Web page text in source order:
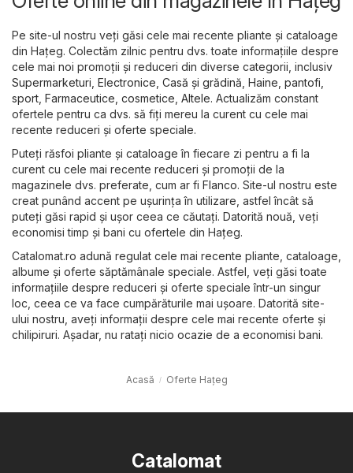
Pe site-ul nostru veți găsi cele mai recente pliante și cataloage
din Haţeg. Colectăm zilnic pentru dvs. toate informațiile despre
cele mai noi promoții și reduceri din diverse categorii, inclusiv
Supermarketuri Electronice Casă și grădină Haine, pantofi,
sport Farmaceutice, cosmetice Altele. Actualizăm constant
ofertele pentru ca dvs. să fiți mereu la curent cu cele mai
recente reduceri și oferte speciale.
Puteți răsfoi pliante și cataloage în fiecare zi pentru a fi la
curent cu cele mai recente reduceri și promoții de la
magazinele dvs. preferate, cum ar fi Flanco. Site-ul nostru este
creat punând accent pe ușurința în utilizare, astfel încât să
puteți găsi rapid și ușor ceea ce căutați. Datorită nouă, veți
economisi timp și bani cu ofertele din Haţeg.
Catalomat.ro adună regulat cele mai recente pliante, cataloage,
albume și oferte săptămânale speciale. Astfel, veți găsi toate
informațiile despre reduceri și oferte speciale într-un singur
loc, ceea ce va face cumpărăturile mai ușoare. Datorită site-
ului nostru, aveți informații despre cele mai recente oferte și
chilipiruri. Așadar, nu ratați nicio ocazie de a economisi bani.
Acasă Oferte Haţeg
Catalomat